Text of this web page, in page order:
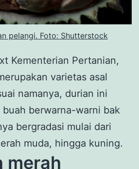
pelangi. Foto: Shutterstock
Kementerian Pertanian,
varietas asal
namanya, durian ini
berwarna-warni bak
bergradasi mulai dari
muda, hingga kuning.
merah